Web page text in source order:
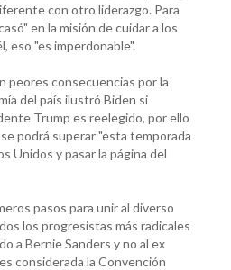
con otro liderazgo. Para
en la misión de cuidar a los
eso "es imperdonable".
peores consecuencias por la
del país ilustró Biden si
Trump es reelegido, por ello
podrá superar "esta temporada
Unidos y pasar la página del
pasos para unir al diverso
los progresistas más radicales
a Bernie Sanders y no al ex
considerada la Convención